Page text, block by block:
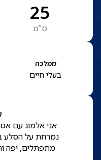
25
ס”מ
ממלכה
בעלי חיים
אני אלמוג עם
נמרחת על הסלע
מתפתלים, יפה